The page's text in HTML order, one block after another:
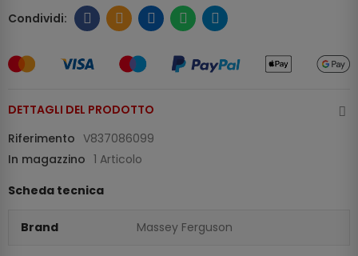
DETTAGLI DEL PRODOTTO
Riferimento V837086099
In magazzino 1 Articolo
Scheda tecnica
Brand Massey Ferguson